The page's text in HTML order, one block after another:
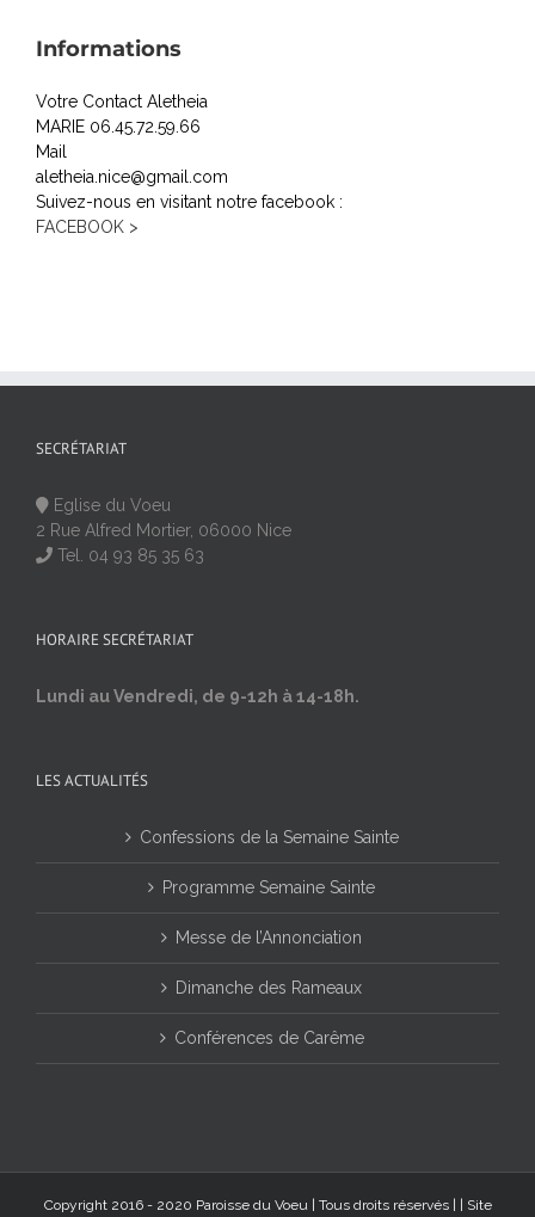
Informations
Votre Contact Aletheia
MARIE 06.45.72.59.66
Mail
aletheia.nice@gmail.com
Suivez-nous en visitant notre facebook :
FACEBOOK >
SECRÉTARIAT
Eglise du Voeu
2 Rue Alfred Mortier, 06000 Nice
Tel. 04 93 85 35 63
HORAIRE SECRÉTARIAT
Lundi au Vendredi, de 9-12h à 14-18h.
LES ACTUALITÉS
Confessions de la Semaine Sainte
Programme Semaine Sainte
Messe de l’Annonciation
Dimanche des Rameaux
Conférences de Carême
Copyright 2016 - 2020 Paroisse du Voeu | Tous droits réservés | | Site